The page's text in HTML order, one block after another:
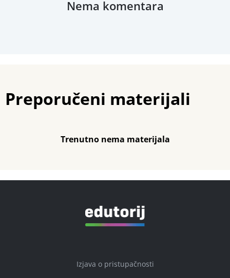
Nema komentara
Preporučeni materijali
Trenutno nema materijala
Izjava o pristupačnosti